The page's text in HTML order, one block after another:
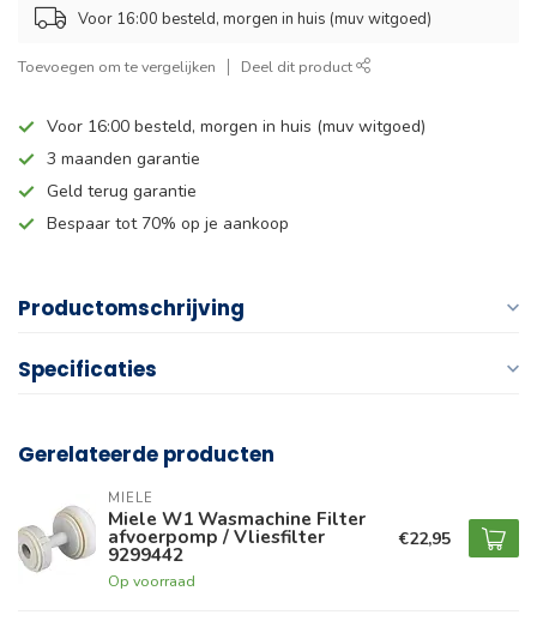
Voor 16:00 besteld, morgen in huis (muv witgoed)
Toevoegen om te vergelijken Deel dit product
Voor 16:00 besteld, morgen in huis (muv witgoed)
3 maanden garantie
Geld terug garantie
Bespaar tot 70% op je aankoop
Productomschrijving
Specificaties
Gerelateerde producten
MIELE
Miele W1 Wasmachine Filter
afvoerpomp / Vliesfilter
9299442
Op voorraad
€22,95